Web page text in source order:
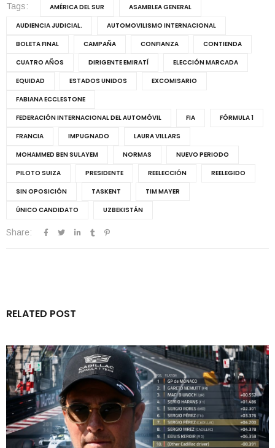
Tags: AMÉRICA DEL SUR
ASAMBLEA GENERAL
AUDIENCIA JUDICIAL.
AUTOMOVILISMO INTERNACIONAL
BOLETA FINAL
CAMPAÑA CONFIANZA
CONTIENDA
CUATRO AÑOS
DIRIGENTE EMIRATÍ
ELECCIÓN MARCADA
EQUIDAD
ESTADOS UNIDOS
EXCOMISARIO
FABIANA ECCLESTONE
FEDERACIÓN INTERNACIONAL DEL AUTOMÓVIL
FIA
FÓRMULA 1
FRANCIA
IMPUGNADO
LAURA VILLARS
MOHAMMED BEN SULAYEM
NORMAS
NUEVO PERIODO
PILOTO SUIZA
PRESIDENTE REELECCIÓN
REELEGIDO
SIN OPOSICIÓN
TASKENT
TIM MAYER
ÚNICO CANDIDATO
UZBEKISTÁN
Share:
RELATED POST